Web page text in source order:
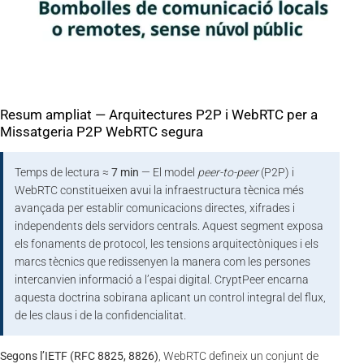
Resum ampliat — Arquitectures P2P i WebRTC per a
Missatgeria P2P WebRTC segura
Temps de lectura ≈7 min — El model peer-to-peer(P2P) i
WebRTC constitueixen avui la infraestructura tècnica més
avançada per establir comunicacions directes, xifrades i
independents dels servidors centrals. Aquest segment exposa
els fonaments de protocol, les tensions arquitectòniques i els
marcs tècnics que redissenyen la manera com les persones
intercanvien informació a l’espai digital. CryptPeer encarna
aquesta doctrina sobirana aplicant un control integral del flux,
de les claus i de la confidencialitat.
Segons l’IETF (RFC 8825, 8826) , WebRTC defineix un conjunt de